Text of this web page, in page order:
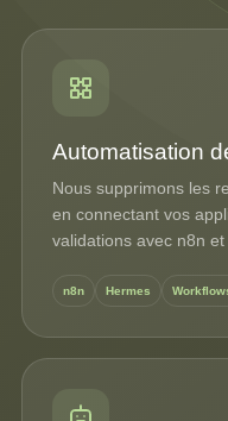
Automatisation
Nous supprimons les
en connectant vos
validations avec n8n et
n8n Hermes